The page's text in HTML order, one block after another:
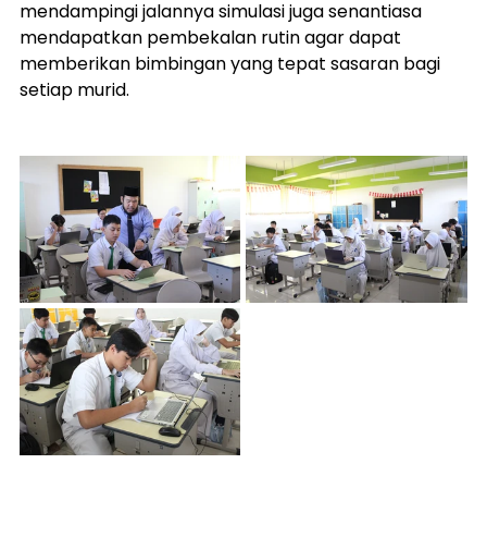
mendampingi jalannya simulasi juga senantiasa
mendapatkan pembekalan rutin agar dapat
memberikan bimbingan yang tepat sasaran bagi
setiap murid.